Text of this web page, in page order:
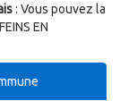
: Vous pouvez la
EN